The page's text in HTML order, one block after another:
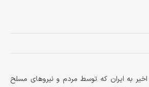
به ایران که توسط مردم و نیروهای مسلح